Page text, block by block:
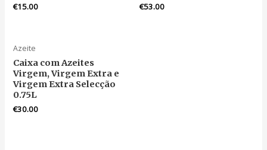
€15.00
€53.00
Azeite
Caixa com Azeites
Virgem, Virgem Extra e
Virgem Extra Selecção
0.75L
€30.00